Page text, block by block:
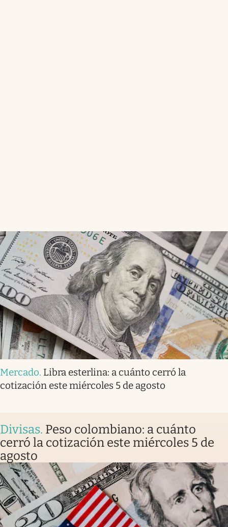
Mercado. Libra esterlina: a cuánto cerró la
cotización este miércoles 5 de agosto
Divisas. Peso colombiano: a cuánto
cerró la cotización este miércoles 5 de
agosto